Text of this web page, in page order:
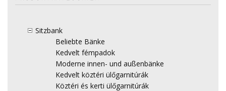
Sitzbank
Beliebte Bänke
Kedvelt fémpadok
Moderne innen- und außenbänke
Kedvelt köztéri ülőgarnitúrák
Köztéri és kerti ülőgarnitúrák